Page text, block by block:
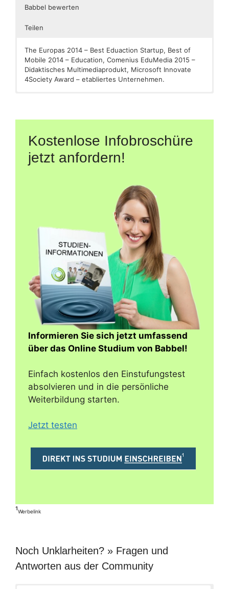
Babbel bewerten
Teilen
The Europas 2014 – Best Eduaction Startup, Best of
Mobile 2014 – Education, Comenius EduMedia 2015 –
Didaktisches Multimediaprodukt, Microsoft Innovate
4Society Award – etabliertes Unternehmen.
Kostenlose Infobroschüre
jetzt anfordern!
Informieren Sie sich jetzt umfassend
über das Online Studium von Babbel!
Einfach kostenlos den Einstufungstest
absolvieren und in die persönliche
Weiterbildung starten.
Jetzt testen
¹Werbelink
Noch Unklarheiten? » Fragen und
Antworten aus der Community